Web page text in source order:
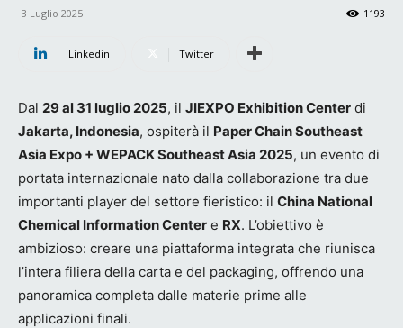
3 Luglio 2025 1193
Linkedin Twitter
Dal 29 al 31 luglio 2025, il JIEXPO Exhibition Center di
Jakarta, Indonesia, ospiterà il Paper Chain Southeast
Asia Expo + WEPACK Southeast Asia 2025, un evento di
portata internazionale nato dalla collaborazione tra due
importanti player del settore fieristico: il China National
Chemical Information Center e RX. L’obiettivo è
ambizioso: creare una piattaforma integrata che riunisca
l’intera filiera della carta e del packaging, offrendo una
panoramica completa dalle materie prime alle
applicazioni finali.